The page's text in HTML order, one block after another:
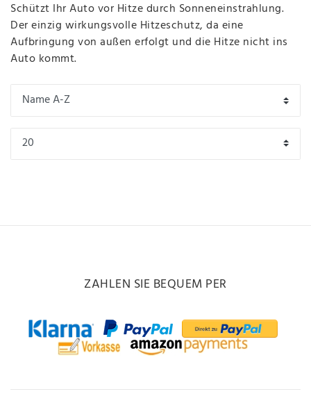
Schützt Ihr Auto vor Hitze durch Sonneneinstrahlung.
Der einzig wirkungsvolle Hitzeschutz, da eine
Aufbringung von außen erfolgt und die Hitze nicht ins
Auto kommt.
ZAHLEN SIE BEQUEM PER